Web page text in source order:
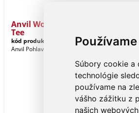
Súbory cookie a
technológie
používame na
vášho zážitku z
našich
Anvil Women's Freedom
Tee
kód produktu: anl36pvwh-sWhite
Anvil Pohlavie: Ženy